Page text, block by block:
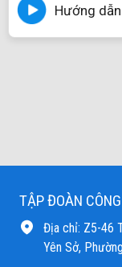
Hướng
TẬP ĐOÀN
Địa chỉ: Z5-46
Yên Sở,